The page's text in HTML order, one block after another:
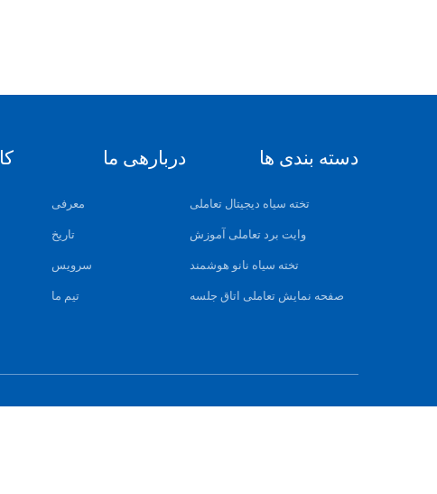
دسته بندی ها
تخته سیاه دیجیتال تعاملی
وایت برد تعاملی آموزش
تخته سیاه نانو هوشمند
صفحه نمایش تعاملی اتاق جلسه
دربارهی ما
معرفی
تاریخ
سرویس
تیم ما
نقشه